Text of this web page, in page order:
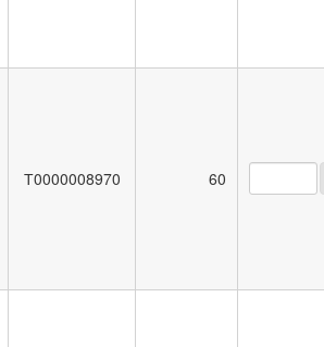
Т0000008970 60